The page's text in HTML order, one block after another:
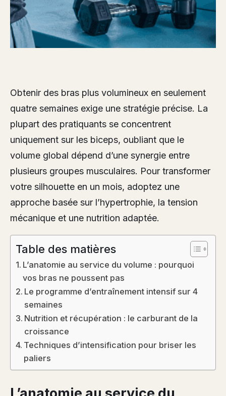
Obtenir des bras plus volumineux en seulement
quatre semaines exige une stratégie précise. La
plupart des pratiquants se concentrent
uniquement sur les biceps, oubliant que le
volume global dépend d’une synergie entre
plusieurs groupes musculaires. Pour transformer
votre silhouette en un mois, adoptez une
approche basée sur l’hypertrophie, la tension
mécanique et une nutrition adaptée.
Table des matières
L’anatomie au service du volume : pourquoi
vos bras ne poussent pas
Le programme d’entraînement intensif sur 4
semaines
Nutrition et récupération : le carburant de la
croissance
Techniques d’intensification pour briser les
paliers